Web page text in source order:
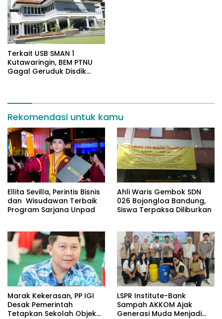
Terkait USB SMAN 1
Kutawaringin, BEM PTNU
Gagal Geruduk Disdik
Rekomendasi untuk kamu
Ellita Sevilla, Perintis Bisnis
dan Wisudawan Terbaik
Program Sarjana Unpad
Ahli Waris Gembok SDN
026 Bojongloa Bandung,
Siswa Terpaksa Diliburkan
​Marak Kekerasan, PP IGI
Desak Pemerintah
Tetapkan Sekolah Objek
LSPR Institute-Bank
Sampah AKKOM Ajak
Generasi Muda Menjadi